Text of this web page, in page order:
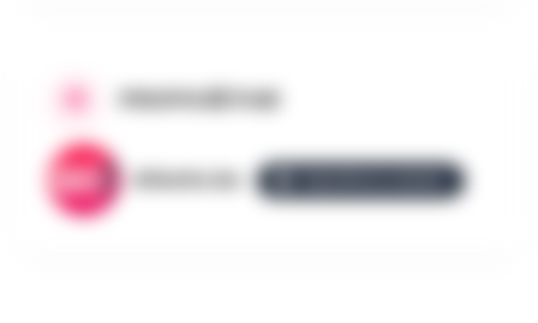
PROPOSÉ PAR